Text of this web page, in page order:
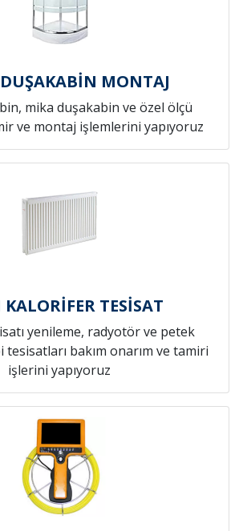
MONTAJ
mika duşakabin ve özel ölçü
ve montaj işlemlerini yapıyoruz
KALORİFER TESİSAT
yenileme, radyotör ve petek
bakım onarım ve tamiri
işlerini yapıyoruz